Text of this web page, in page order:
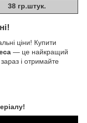
38 гр.штук.
ціни! Купити
— це найкращий
і отримайте